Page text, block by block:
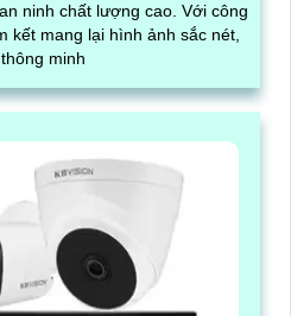
chất lượng cao. Với công
kết mang lại hình ảnh sắc nét,
minh